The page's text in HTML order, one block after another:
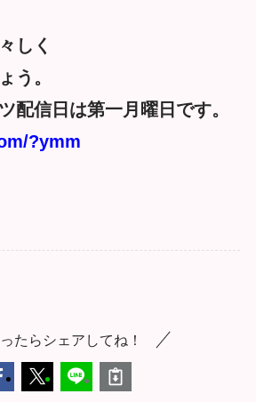
しく
う。
配信日は第一月曜日です。
?ymm
たらシェアしてね！